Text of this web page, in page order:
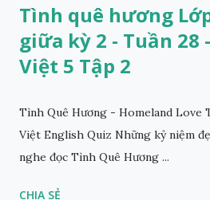
Tình quê hương
giữa kỳ 2 - Tuần 28
Việt 5 Tập 2
Tình Quê Hương - Homeland Love
Việt English Quiz Những kỷ niệm
nghe đọc Tình Quê Hương ...
CHIA SẺ